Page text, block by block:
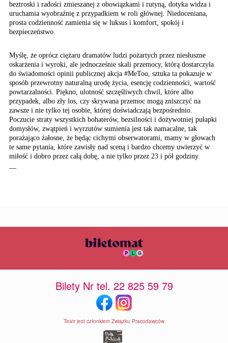
beztroski i radości zmieszanej z obowiązkami i rutyną, dotyka widza i
uruchamia wyobraźnię z przypadkiem w roli głównej. Niedoceniana,
prosta codzienność zamienia się w luksus i komfort, spokój i
bezpieczeństwo.
Myślę, że oprócz ciężaru dramatów ludzi pożartych przez niesłuszne
oskarżenia i wyroki, ale jednocześnie skali przemocy, którą dostarczyła
do świadomości opinii publicznej akcja #MeToo, sztuka ta pokazuje w
sposób przewrotny naturalną urodę życia, esencję codzienności, wartość
powtarzalności. Piękno, ulotność szczęśliwych chwil, które albo
przypadek, albo zły los, czy skrywana przemoc mogą zniszczyć na
zawsze i nie tylko tej osobie, której doświadczają bezpośrednio.
Poczucie straty wszystkich bohaterów, bezsilności i dożywotniej pułapki
domysłów, zwątpień i wyrzutów sumienia jest tak namacalne, tak
porażająco żałosne, że będąc cichymi obserwatorami, mamy w głowach
te same pytania, które zawisły nad sceną i bardzo chcemy uwierzyć w
miłość i dobro przez całą dobę, a nie tylko przez 23 i pół godziny.
Bilety Nr tel. 22 825 59 79
Teatr jest członkiem Związku Pracodawców